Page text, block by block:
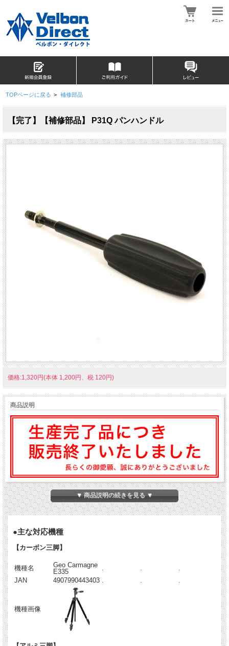
TOPページに戻る > 補修部品
【完了】【補修部品】 P31Q パンハンドル
価格:1,320円(本体 1,200円、税 120円)
商品説明
雲台（撮影機材搭載箇所）の向き、角度等を変えるための把手部品
▼ 商品説明の続きを見る ▼
●主な対応機種
【カーボン三脚】
機種名
Geo Carmagne
E335
JAN
4907990443403
機種画像